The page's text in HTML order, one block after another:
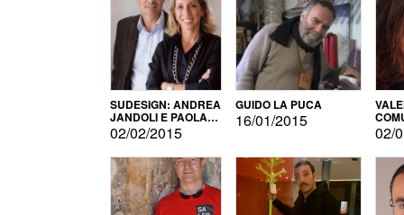
SUDESIGN: ANDREA
JANDOLI E PAOLA
PISAPIA
02/02/2015
GUIDO LA PUCA
16/01/2015
02/